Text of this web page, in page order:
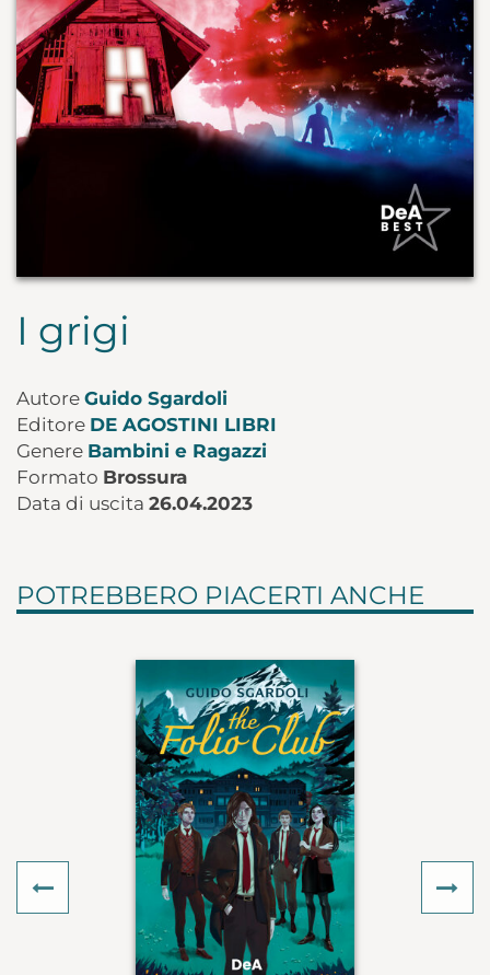
I grigi
Autore Guido Sgardoli
Editore DE AGOSTINI LIBRI
Genere Bambini e Ragazzi
Formato Brossura
Data di uscita 26.04.2023
POTREBBERO PIACERTI ANCHE
Previous